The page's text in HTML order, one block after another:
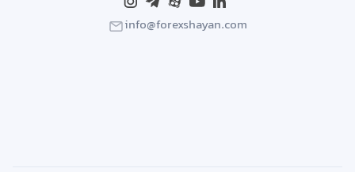
info@forexshayan.com